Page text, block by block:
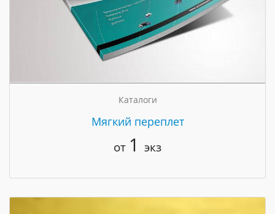
Каталоги
Мягкий переплет
от 1 экз